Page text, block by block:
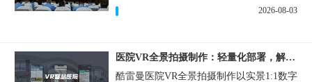
设和教学培训，持续推进科技赋能生态环
境执法，夯实队伍办案“基本功”。
2026-08-03
医院VR全景拍摄制作：轻量化部署，解决医患真实痛点
酷雷曼医院VR全景拍摄制作以实景1:1数字